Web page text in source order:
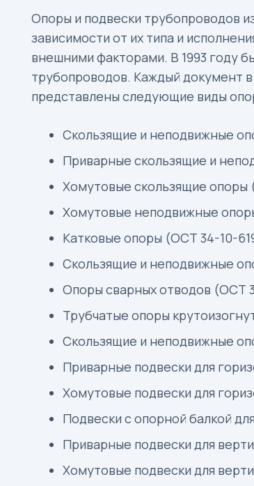
Опоры и подвески трубопроводов
зависимости от их типа и
внешними факторами. В 1993 году
трубопроводов. Каждый документ
представлены следующие виды
Скользящие и неподвижные
Приварные скользящие и
Хомутовые скользящие опоры
Хомутовые неподвижные
Катковые опоры (ОСТ 34-10-
Скользящие и неподвижные
Опоры сварных отводов (ОСТ
Трубчатые опоры
Скользящие и неподвижные
Приварные подвески для
Хомутовые подвески для
Подвески с опорной балкой
Приварные подвески для
Хомутовые подвески для